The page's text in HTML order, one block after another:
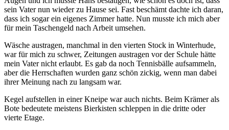
sein Vater nun wieder zu Hause sei. Fast beschämt dachte ich daran,
dass ich sogar ein eigenes Zimmer hatte. Nun musste ich mich aber
für mein Taschengeld nach Arbeit umsehen.
Wäsche austragen, manchmal in den vierten Stock in Winterhude,
war für mich zu schwer, Zeitungen austragen vor der Schule hätte
mein Vater nicht erlaubt. Es gab da noch Tennisbälle aufsammeln,
aber die Herrschaften wurden ganz schön zickig, wenn man dabei
ihrer Meinung nach zu langsam war.
Kegel aufstellen in einer Kneipe war auch nichts. Beim Krämer als
Bote bedeutete meistens Bierkisten schleppen in die dritte oder
vierte Etage.